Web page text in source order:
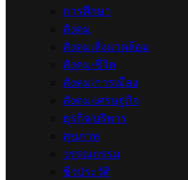
การศึกษา
สังคม
สังคม/สิ่งแวดล้อม
สังคม/ชีวิต
สังคม/การเมือง
สังคม/เศรษฐกิจ
ธุรกิจ/บริหาร
สุขภาพ
วรรณกรรม
ชีวประวัติ